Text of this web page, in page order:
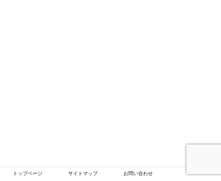
トップページ サイトマップ お問い合わせ